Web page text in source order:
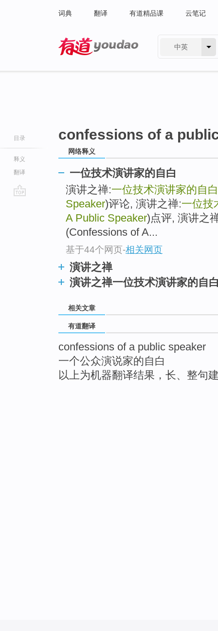
词典 翻译 有道精品课 云笔记
中英
目录
释义
翻译
confessions of a
网络释义
一位技术演讲家的自白
演讲之禅:一位技术演讲家的自白
Speaker)评论, 演讲之禅:一位技
A Public Speaker)点评, 演讲之
(Confessions of A...
基于44个网页-相关网页
演讲之禅
演讲之禅一位技术演讲家的自
相关文章
有道翻译
confessions of a public speaker
一个公众演说家的自白
以上为机器翻译结果，长、整句